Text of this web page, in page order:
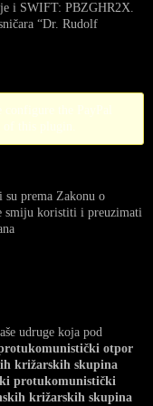
je i SWIFT: PBZGHR2X.
“Dr. Rudolf
su prema Zakonu o
smiju koristiti i preuzimati
udruge koja pod
otpor
križarskih skupina
protukomunistički
križarskih skupina